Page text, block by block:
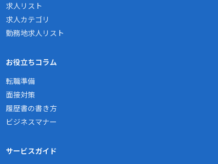
求人リスト
求人カテゴリ
勤務地求人リスト
お役立ちコラム
転職準備
面接対策
履歴書の書き方
ビジネスマナー
サービスガイド